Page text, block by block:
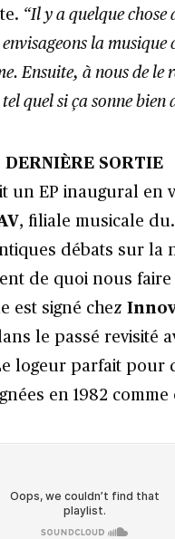
“Il y a quelque
envisageons la
Ensuite, à nous de
quel si ça sonne bien
DERNIÈRE SORTIE
un EP inaugural en
, filiale musicale
débats sur la
de quoi nous
est signé chez
le passé revisité
logeur parfait pour
en 1982 comme